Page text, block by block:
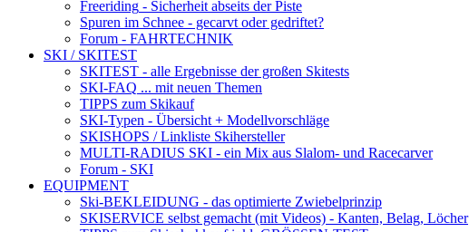
Freeriding - Sicherheit abseits der Piste
Spuren im Schnee - gecarvt oder gedriftet?
Forum - FAHRTECHNIK
SKI / SKITEST
SKITEST - alle Ergebnisse der großen Skitests
SKI-FAQ ... mit neuen Themen
TIPPS zum Skikauf
SKI-Typen - Übersicht + Modellvorschläge
SKISHOPS / Linkliste Skihersteller
MULTI-RADIUS SKI - ein Mix aus Slalom- und Racecarver
Forum - SKI
EQUIPMENT
Ski-BEKLEIDUNG - das optimierte Zwiebelprinzip
SKISERVICE selbst gemacht (mit Videos) - Kanten, Belag, Löcher